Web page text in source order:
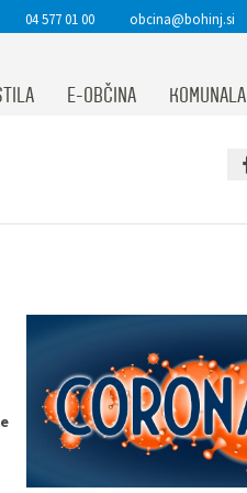
04 577 01 00 obcina@bohinj.si
E-OBČINA KOMUNALA